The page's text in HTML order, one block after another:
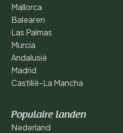
Mallorca
Balearen
Las Palmas
Murcia
Andalusië
Madrid
Castilië-La Mancha
Populaire landen
Nederland